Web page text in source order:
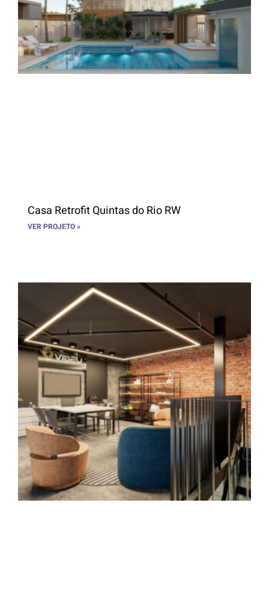
Casa Retrofit Quintas do Rio RW
VER PROJETO »